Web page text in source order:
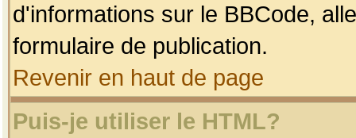
d'informations sur le BBCode,
formulaire de publication.
Revenir en haut de page
Puis-je utiliser le HTML?